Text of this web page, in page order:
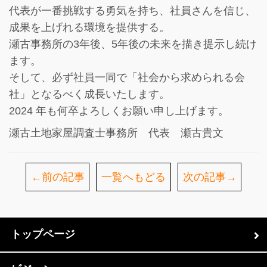
代表が一番挑戦する勇気を持ち、社員さんを信じ、
成果を上げれる環境を提供する。
瀬古事務所の3年後、5年後の未来を描き提示し続け
ます。
そして、必ず社員一同で「社会から求められる会
社」となるべく成長いたします。
2024 年も何卒よろしくお願い申し上げます。
瀬古土地家屋調査士事務所 代表 瀬古貴文
←前の記事 一覧へもどる 次の記事→
トップページ